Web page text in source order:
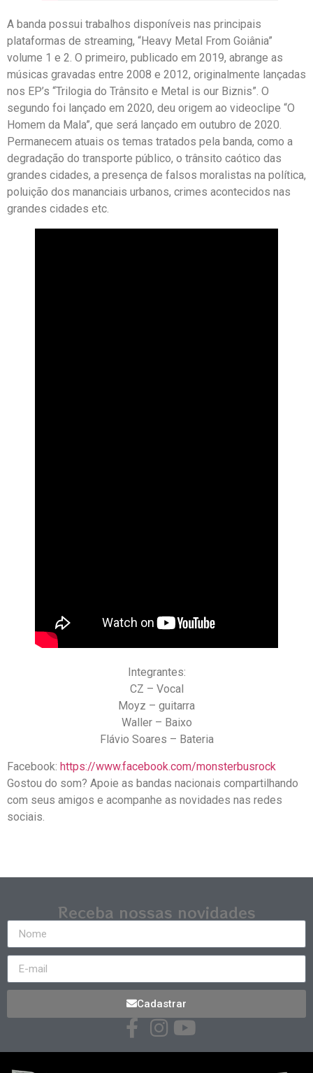
A banda possui trabalhos disponíveis nas principais
plataformas de streaming, “Heavy Metal From Goiânia”
volume 1 e 2. O primeiro, publicado em 2019, abrange as
músicas gravadas entre 2008 e 2012, originalmente lançadas
nos EP’s “Trilogia do Trânsito e Metal is our Biznis”. O
segundo foi lançado em 2020, deu origem ao videoclipe “O
Homem da Mala”, que será lançado em outubro de 2020.
Permanecem atuais os temas tratados pela banda, como a
degradação do transporte público, o trânsito caótico das
grandes cidades, a presença de falsos moralistas na política,
poluição dos mananciais urbanos, crimes acontecidos nas
grandes cidades etc.
Integrantes:
CZ – Vocal
Moyz – guitarra
Waller – Baixo
Flávio Soares – Bateria
Facebook: https://www.facebook.com/monsterbusrock
Gostou do som? Apoie as bandas nacionais compartilhando
com seus amigos e acompanhe as novidades nas redes
sociais.
Receba nossas novidades
Cadastrar